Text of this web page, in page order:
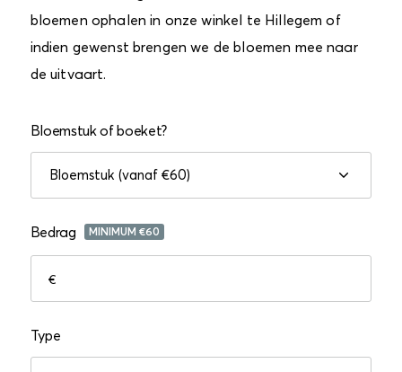
bloemen ophalen in onze winkel te Hillegem of
indien gewenst brengen we de bloemen mee naar
de uitvaart.
Bloemstuk of boeket?
Bedrag MINIMUM €60
€
Type